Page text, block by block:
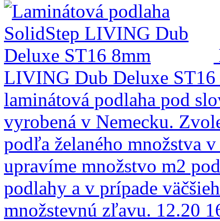
LIVING Dub Deluxe ST16
laminátová podlaha pod
vyrobená v Nemecku.
podľa želaného množstva
upravíme množstvo m2
podlahy a v prípade
množstevnú zľavu. 12.20